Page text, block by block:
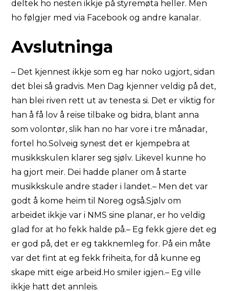
deltek ho nesten ikkje på styremøta heller. Men
ho følgjer med via Facebook og andre kanalar.
Avslutninga
– Det kjennest ikkje som eg har noko ugjort, sidan
det blei så gradvis. Men Dag kjenner veldig på det,
han blei riven rett ut av tenesta si. Det er viktig for
han å få lov å reise tilbake og bidra, blant anna
som volontør, slik han no har vore i tre månadar,
fortel ho.Solveig synest det er kjempebra at
musikkskulen klarer seg sjølv. Likevel kunne ho
ha gjort meir. Dei hadde planer om å starte
musikkskule andre stader i landet.– Men det var
godt å kome heim til Noreg også.Sjølv om
arbeidet ikkje var i NMS sine planar, er ho veldig
glad for at ho fekk halde på.– Eg fekk gjere det eg
er god på, det er eg takknemleg for. På ein måte
var det fint at eg fekk friheita, for då kunne eg
skape mitt eige arbeid.Ho smiler igjen.– Eg ville
ikkje hatt det annleis.